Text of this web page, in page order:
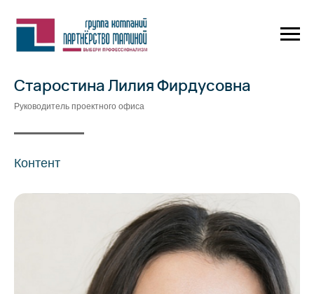
Старостина Лилия Фирдусовна
Руководитель проектного офиса
Контент